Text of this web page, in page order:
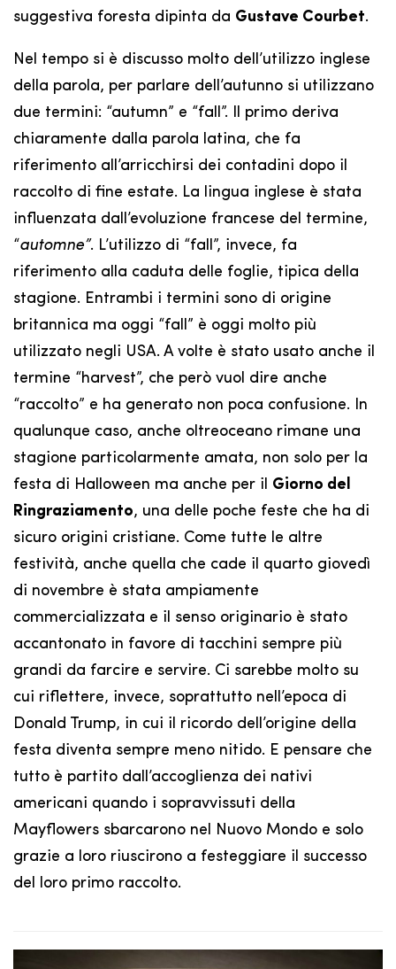
suggestiva foresta dipinta da Gustave Courbet.
Nel tempo si è discusso molto dell’utilizzo inglese
della parola, per parlare dell’autunno si utilizzano
due termini: “autumn” e “fall”. Il primo deriva
chiaramente dalla parola latina, che fa
riferimento all’arricchirsi dei contadini dopo il
raccolto di fine estate. La lingua inglese è stata
influenzata dall’evoluzione francese del termine,
“automne”. L’utilizzo di “fall”, invece, fa
riferimento alla caduta delle foglie, tipica della
stagione. Entrambi i termini sono di origine
britannica ma oggi “fall” è oggi molto più
utilizzato negli USA. A volte è stato usato anche il
termine “harvest”, che però vuol dire anche
“raccolto” e ha generato non poca confusione. In
qualunque caso, anche oltreoceano rimane una
stagione particolarmente amata, non solo per la
festa di Halloween ma anche per il Giorno del
Ringraziamento, una delle poche feste che ha di
sicuro origini cristiane. Come tutte le altre
festività, anche quella che cade il quarto giovedì
di novembre è stata ampiamente
commercializzata e il senso originario è stato
accantonato in favore di tacchini sempre più
grandi da farcire e servire. Ci sarebbe molto su
cui riflettere, invece, soprattutto nell’epoca di
Donald Trump, in cui il ricordo dell’origine della
festa diventa sempre meno nitido. E pensare che
tutto è partito dall’accoglienza dei nativi
americani quando i sopravvissuti della
Mayflowers sbarcarono nel Nuovo Mondo e solo
grazie a loro riuscirono a festeggiare il successo
del loro primo raccolto.